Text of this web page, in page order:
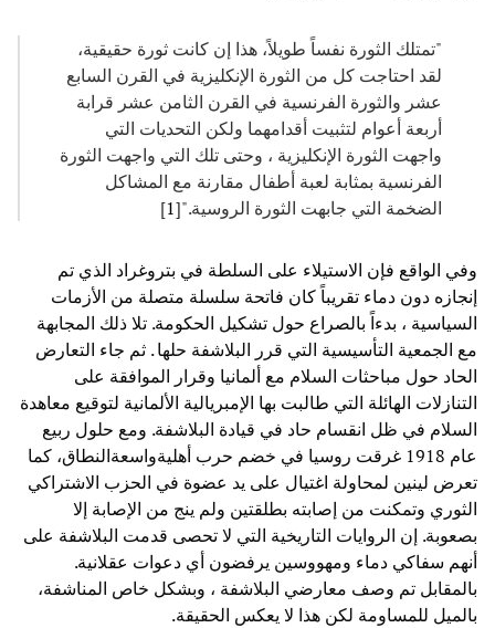
"تمتلك الثورة نفساً طويلاً، هذا إن كانت ثورة حقيقية،
لقد احتاجت كل من الثورة الإنكليزية في القرن السابع
عشر والثورة الفرنسية في القرن الثامن عشر قرابة
أربعة أعوام لتثبيت أقدامهما ولكن التحديات التي
واجهت الثورة الإنكليزية ، وحتى تلك التي واجهت الثورة
الفرنسية بمثابة لعبة أطفال مقارنة مع المشاكل
الضخمة التي جابهت الثورة الروسية."[1
]
وفي الواقع فإن الاستيلاء على السلطة في بتروغراد الذي تم
إنجازه دون دماء تقريباً كان فاتحة سلسلة متصلة من الأزمات
السياسية ، بدءاً بالصراع حول تشكيل الحكومة. تلا ذلك المجابهة
مع الجمعية التأسيسية التي قرر البلاشفة حلها . ثم جاء التعارض
الحاد حول مباحثات السلام مع ألمانيا وقرار الموافقة على
التنازلات الهائلة التي طالبت بها الإمبريالية الألمانية لتوقيع معاهدة
السلام في ظل انقسام حاد في قيادة البلاشفة. ومع حلول ربيع
عام 1918 غرقت روسيا في خضم حرب أهليةواسعةالنطاق، كما
تعرض لينين لمحاولة اغتيال على يد عضوة في الحزب الاشتراكي
الثوري وتمكنت من إصابته بطلقتين ولم ينج من الإصابة إلا
بصعوبة. إن الروايات التاريخية التي لا تحصى قدمت البلاشفة على
أنهم سفاكي دماء ومهووسين يرفضون أي دعوات عقلانية.
بالمقابل تم وصف معارضي البلاشفة ، وبشكل خاص المناشفة،
بالميل للمساومة لكن هذا لا يعكس الحقيقة.